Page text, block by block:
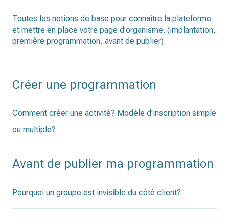
Toutes les notions de base pour connaître la plateforme
et mettre en place votre page d'organisme. (implantation,
première programmation, avant de publier)
Créer une programmation
Comment créer une activité? Modèle d'inscription simple
ou multiple?
Avant de publier ma programmation
Pourquoi un groupe est invisible du côté client?